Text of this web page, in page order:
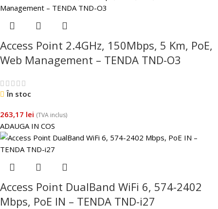
Access Point 2.4GHz, 150Mbps, 5 Km, PoE,
Web Management – TENDA TND-O3
În stoc
263,17 lei (TVA inclus)
ADAUGA IN COS
Access Point DualBand WiFi 6, 574-2402
Mbps, PoE IN – TENDA TND-i27